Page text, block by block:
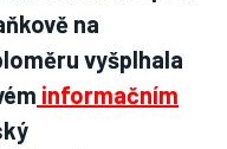
na
vyšplhala
informačním